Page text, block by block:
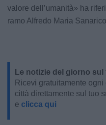
valore dell’umanità» ha
ramo Alfredo Maria
Le notizie del giorno
Ricevi gratuitamente
città direttamente sul tuo
e clicca qui